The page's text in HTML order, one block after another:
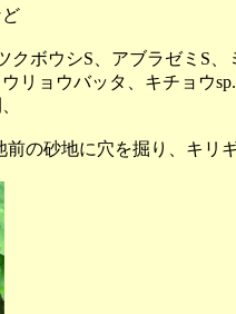
クボウシS、アブラゼミS
ョウバッタ、キチョウ
砂地に穴を掘り、キリ